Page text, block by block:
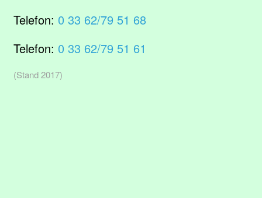
Telefon: 0 33 62/79 51 68
Telefon: 0 33 62/79 51 61
(Stand 2017)